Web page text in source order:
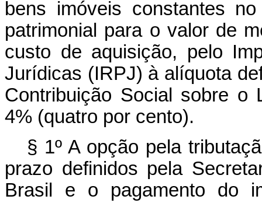
bens imóveis constantes
patrimonial para o valor de
custo de aquisição, pelo
Jurídicas (IRPJ) à alíquota
Contribuição Social sobre o
4% (quatro por cento).
§ 1º A opção pela
prazo definidos pela
Brasil e o pagamento do